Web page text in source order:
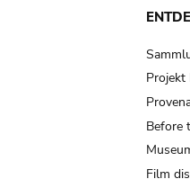
Projekt
Before
Film